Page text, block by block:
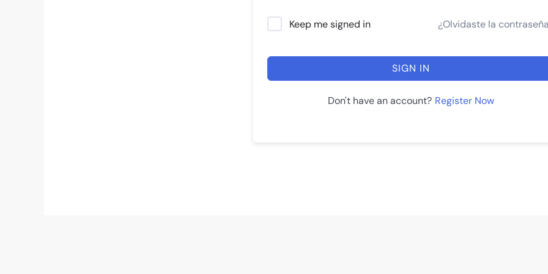
Keep me signed in ¿Olvidaste la
SIGN IN
Don't have an account? Register Now